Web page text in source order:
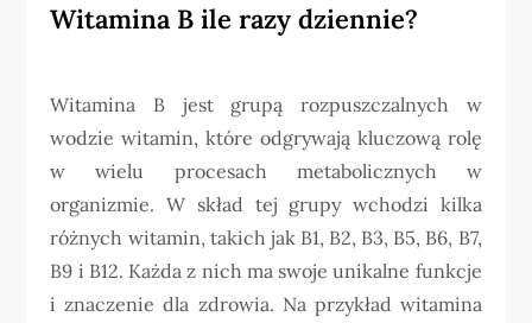
Witamina B ile razy dziennie?
Witamina B jest grupą rozpuszczalnych w
wodzie witamin, które odgrywają kluczową rolę
w wielu procesach metabolicznych w
organizmie. W skład tej grupy wchodzi kilka
różnych witamin, takich jak B1, B2, B3, B5, B6, B7,
B9 i B12. Każda z nich ma swoje unikalne funkcje
i znaczenie dla zdrowia. Na przykład witamina